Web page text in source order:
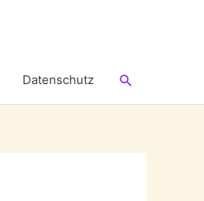
Datenschutz Suchen